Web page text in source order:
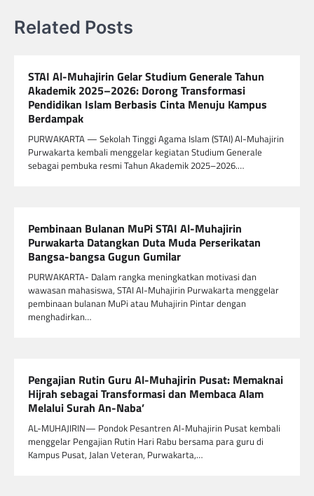
Related Posts
STAI Al-Muhajirin Gelar Studium Generale Tahun
Akademik 2025–2026: Dorong Transformasi
Pendidikan Islam Berbasis Cinta Menuju Kampus
Berdampak
PURWAKARTA — Sekolah Tinggi Agama Islam (STAI) Al-Muhajirin
Purwakarta kembali menggelar kegiatan Studium Generale
sebagai pembuka resmi Tahun Akademik 2025–2026.…
Pembinaan Bulanan MuPi STAI Al-Muhajirin
Purwakarta Datangkan Duta Muda Perserikatan
Bangsa-bangsa Gugun Gumilar
PURWAKARTA- Dalam rangka meningkatkan motivasi dan
wawasan mahasiswa, STAI Al-Muhajirin Purwakarta menggelar
pembinaan bulanan MuPi atau Muhajirin Pintar dengan
menghadirkan…
Pengajian Rutin Guru Al-Muhajirin Pusat: Memaknai
Hijrah sebagai Transformasi dan Membaca Alam
Melalui Surah An-Naba’
AL-MUHAJIRIN— Pondok Pesantren Al-Muhajirin Pusat kembali
menggelar Pengajian Rutin Hari Rabu bersama para guru di
Kampus Pusat, Jalan Veteran, Purwakarta,…